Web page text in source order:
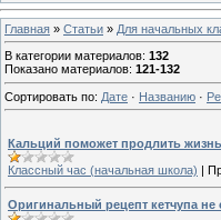
Главная » Статьи » Для начальных
В категории материалов: 132
Показано материалов: 121-132
Сортировать по: Дате · Названию ·
Кальций поможет продлить жизнь
Классный час (начальная школа)
Оригинальный рецепт кетчупа